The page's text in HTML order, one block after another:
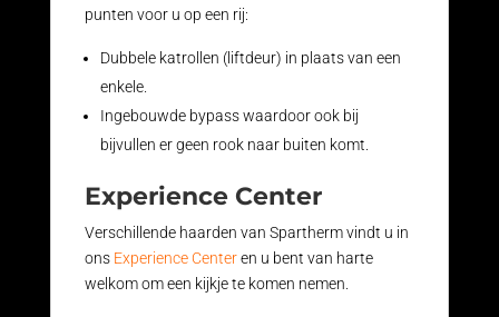
punten voor u op een rij:
Dubbele katrollen (liftdeur) in plaats van een
enkele.
Ingebouwde bypass waardoor ook bij
bijvullen er geen rook naar buiten komt.
Experience Center
Verschillende haarden van Spartherm vindt u in
ons Experience Centeren u bent van harte
welkom om een kijkje te komen nemen.